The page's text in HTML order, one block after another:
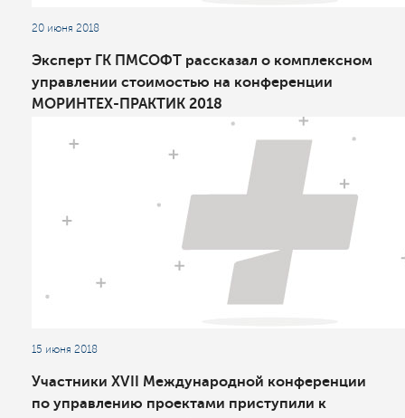
20 июня 2018
Эксперт ГК ПМСОФТ рассказал о комплексном
управлении стоимостью на конференции
МОРИНТЕХ-ПРАКТИК 2018
15 июня 2018
Участники XVII Международной конференции
по управлению проектами приступили к